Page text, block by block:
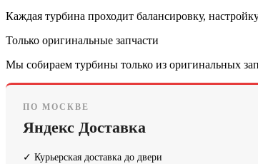
Каждая турбина проходит балансировку,
Только оригинальные запчасти
Мы собираем турбины только из оригинальных
ПО МОСКВЕ
Яндекс Доставка
✓ Курьерская доставка до двери